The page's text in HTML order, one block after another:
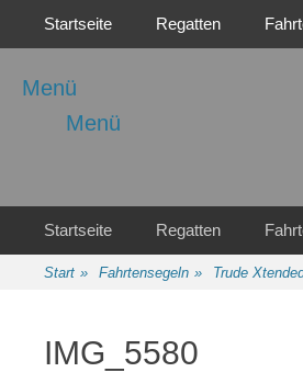
Menü
1921 e.V.
Regattasport und Wasserwandern -
Menü
Primäres Menü
Startseite Regatten
Sekundäres Menü
springen
Startseite Regatten
Start » Fahrtensegeln » Trude
IMG_5580